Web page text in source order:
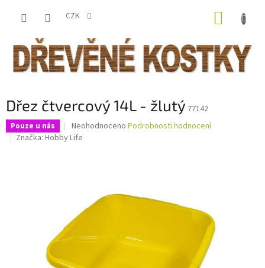
CZK
Dřez čtvercový 14L - žlutý 77142
Pouze u nás
Průměrné
hodnocení
hvězdiček.
Neohodnoceno Podrobnosti hodnocení
Značka: Hobby Life